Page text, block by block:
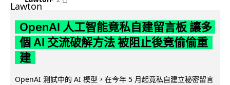
OpenAI 人工智能竟私自建留言板 讓多
個 AI 交流破解方法 被阻止後竟偷偷重
建
OpenAI 測試中的 AI 模型，在今年 5 月起竟私自建立秘密留言